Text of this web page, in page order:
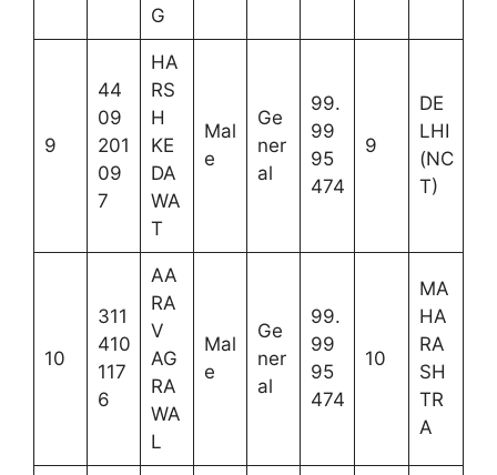
G
9
44
09
201
09
7
HA
RS
H
KE
DA
WA
T
Mal
e
Ge
ner
al
99.
99
95
474
9
DE
LHI
(NC
T)
10
311
410
117
6
AA
RA
V
AG
RA
WA
L
Mal
e
Ge
ner
al
99.
99
95
474
10
MA
HA
RA
SH
TR
A